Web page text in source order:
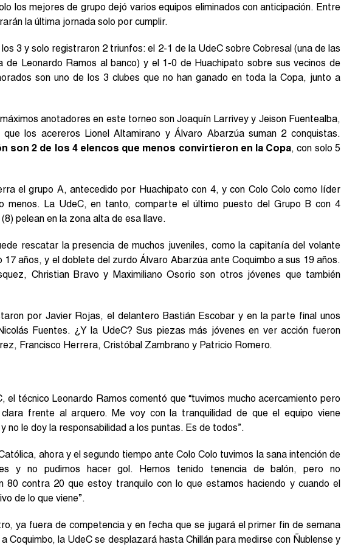
los mejores de grupo dejó varios equipos eliminados con anticipación. Entre
la última jornada solo por cumplir.
3 y solo registraron 2 triunfos: el 2-1 de la UdeC sobre Cobresal (una de las
de Leonardo Ramos al banco) y el 1-0 de Huachipato sobre sus vecinos de
son uno de los 3 clubes que no han ganado en toda la Copa, junto a
anotadores en este torneo son Joaquín Larrivey y Jeison Fuentealba,
los acereros Lionel Altamirano y Álvaro Abarzúa suman 2 conquistas.
son 2 de los 4 elencos que menos convirtieron en la Copa, con solo 5
el grupo A, antecedido por Huachipato con 4, y con Colo Colo como líder
menos. La UdeC, en tanto, comparte el último puesto del Grupo B con 4
pelean en la zona alta de esa llave.
rescatar la presencia de muchos juveniles, como la capitanía del volante
años, y el doblete del zurdo Álvaro Abarzúa ante Coquimbo a sus 19 años.
Christian Bravo y Maximiliano Osorio son otros jóvenes que también
por Javier Rojas, el delantero Bastián Escobar y en la parte final unos
Fuentes. ¿Y la UdeC? Sus piezas más jóvenes en ver acción fueron
Francisco Herrera, Cristóbal Zambrano y Patricio Romero.
el técnico Leonardo Ramos comentó que “tuvimos mucho acercamiento pero
frente al arquero. Me voy con la tranquilidad de que el equipo viene
no le doy la responsabilidad a los puntas. Es de todos”.
ahora y el segundo tiempo ante Colo Colo tuvimos la sana intención de
y no pudimos hacer gol. Hemos tenido tenencia de balón, pero no
80 contra 20 que estoy tranquilo con lo que estamos haciendo y cuando el
de lo que viene”.
ya fuera de competencia y en fecha que se jugará el primer fin de semana
Coquimbo, la UdeC se desplazará hasta Chillán para medirse con Ñublense y